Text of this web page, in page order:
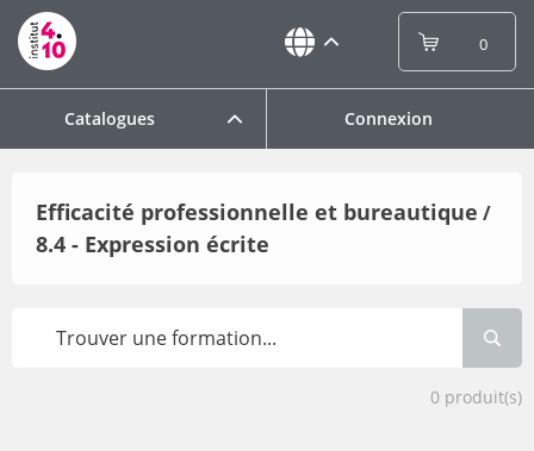
Catalogues Connexion
0
Efficacité professionnelle et bureautique /
8.4 - Expression écrite
0 produit(s)